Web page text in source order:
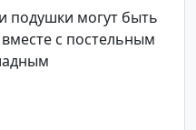
подушки могут быть
с постельным